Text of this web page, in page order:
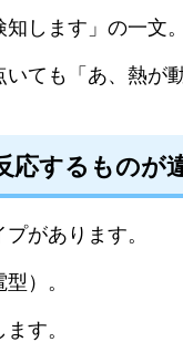
します」の一文。
ても「あ、熱が
応するものが
があります。
）。
す。